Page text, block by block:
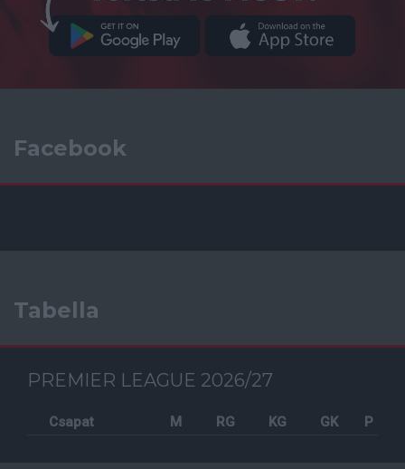
Facebook
Tabella
PREMIER LEAGUE 2026/27
Csapat M RG KG GK P